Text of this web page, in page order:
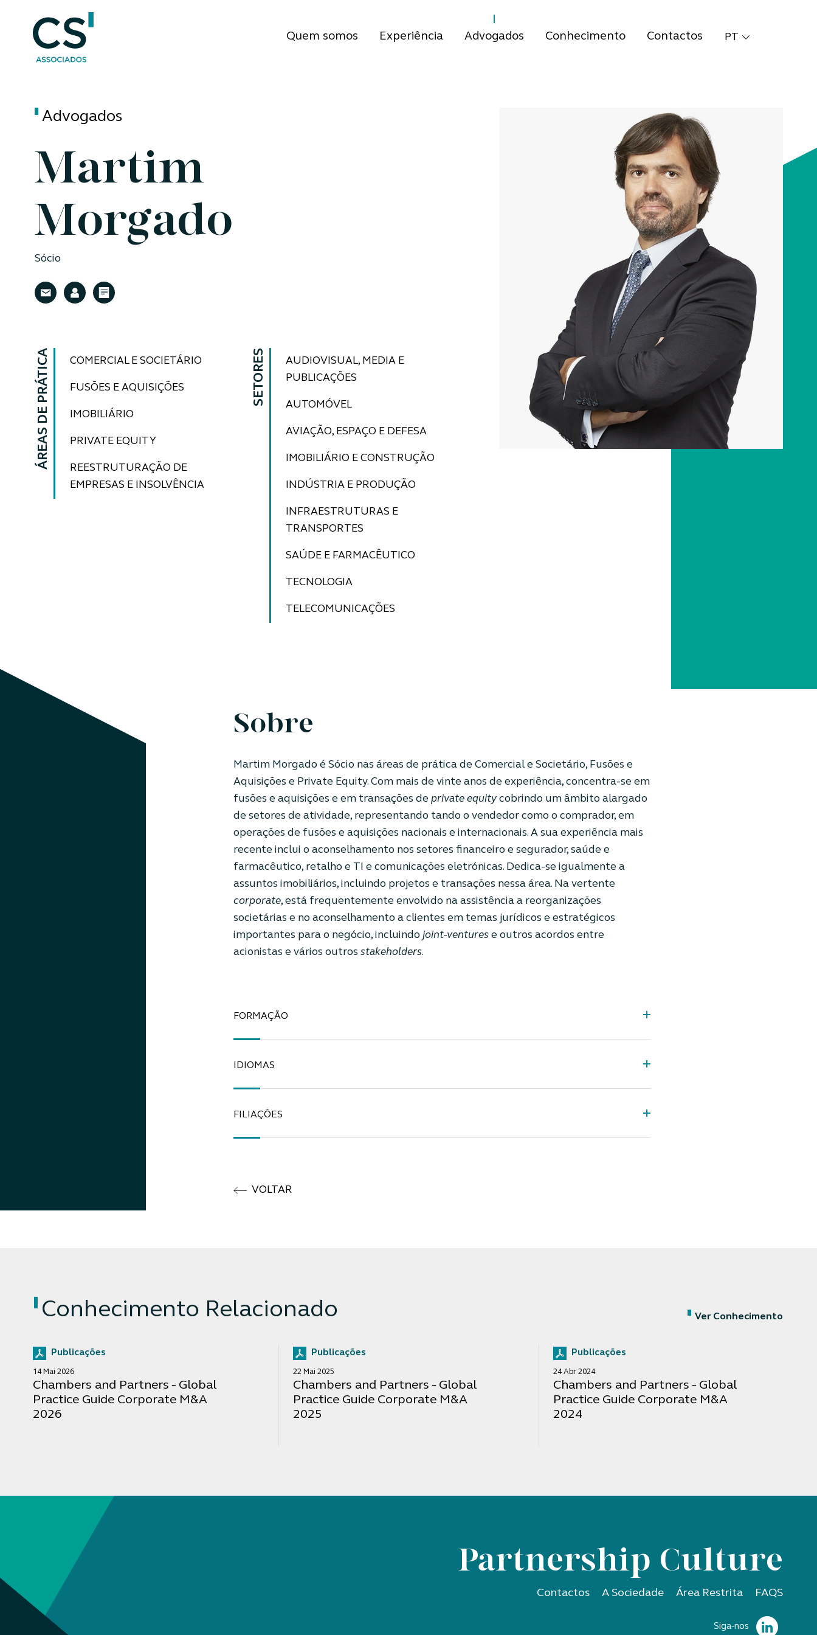
Quem somos Experiência Advogados Conhecimento Contactos PT
Advogados
Martim
Morgado
Sócio
ÁREAS DE PRÁTICA COMERCIAL E SOCIETÁRIO
FUSÕES E AQUISIÇÕES
IMOBILIÁRIO
PRIVATE EQUITY
REESTRUTURAÇÃO DE
EMPRESAS E INSOLVÊNCIA
SETORES
AUDIOVISUAL, MEDIA E
PUBLICAÇÕES
AUTOMÓVEL
AVIAÇÃO, ESPAÇO E DEFESA
IMOBILIÁRIO E CONSTRUÇÃO
INDÚSTRIA E PRODUÇÃO
INFRAESTRUTURAS E
TRANSPORTES
SAÚDE E FARMACÊUTICO
TECNOLOGIA
TELECOMUNICAÇÕES
Sobre
Martim Morgado é Sócio nas áreas de prática de Comercial e Societário, Fusões e
Aquisições e Private Equity. Com mais de vinte anos de experiência, concentra-se em
fusões e aquisições e em transações de private equitycobrindo um âmbito alargado
de setores de atividade, representando tando o vendedor como o comprador, em
operações de fusões e aquisições nacionais e internacionais. A sua experiência mais
recente inclui o aconselhamento nos setores financeiro e segurador, saúde e
farmacêutico, retalho e TI e comunicações eletrónicas. Dedica-se igualmente a
assuntos imobiliários, incluindo projetos e transações nessa área. Na vertente
corporate, está frequentemente envolvido na assistência a reorganizações
societárias e no aconselhamento a clientes em temas jurídicos e estratégicos
importantes para o negócio, incluindo joint-ventures e outros acordos entre
acionistas e vários outros stakeholders.
FORMAÇÃO
IDIOMAS
FILIAÇÕES
VOLTAR
Conhecimento Relacionado Ver Conhecimento
Publicações
14 Mai 2026
Chambers and Partners - Global
Practice Guide Corporate M&A
2026
Publicações
22 Mai 2025
Chambers and Partners - Global
Practice Guide Corporate M&A
2025
Publicações
24 Abr 2024
Chambers and Partners - Global
Practice Guide Corporate M&A
2024
Partnership Culture
Contactos A Sociedade Área Restrita FAQS
Siga-nos